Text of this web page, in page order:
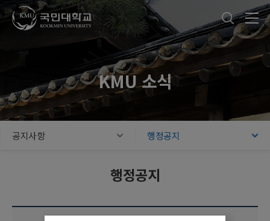
주메뉴 바로가기
본문내용 바로가기
푸터 바로가기
국민대학교
KMU 소식
공지사항 행정공지
행정공지